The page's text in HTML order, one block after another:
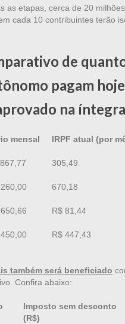
as etapas, cerca de 20
cada 10 contribuintes terão
de
pagam
na
mensal IRPF atual (por
305,49
670,18
R$ 81,44
R$ 447,43
também será beneficiado
Confira abaixo:
Imposto sem desconto
(R$)